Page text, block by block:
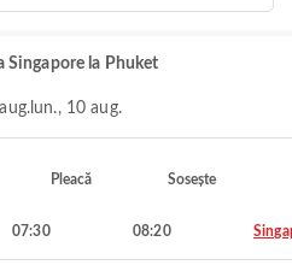
la Phuket
lun., 10 aug.
Pleacă Sosește
07:30 08:20